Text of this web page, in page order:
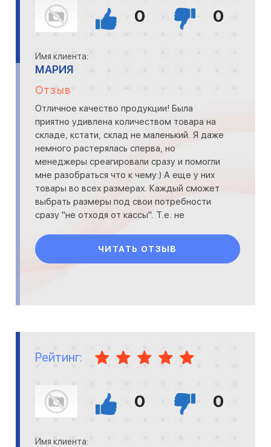
0 0
Имя клиента:
МАРИЯ
Отзыв
Отличное качество продукции! Была
приятно удивлена количеством товара на
складе, кстати, склад не маленький. Я даже
немного растерялась сперва, но
менеджеры среагировали сразу и помогли
мне разобраться что к чему:) А еще у них
товары во всех размерах. Каждый сможет
выбрать размеры под свои потребности
сразу "не отходя от кассы". Т.е. не
ЧИТАТЬ ОТЗЫВ
Рейтинг:
0 0
Имя клиента: